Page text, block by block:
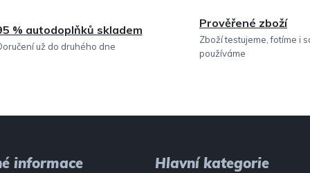
% autodoplňků skladem
už do druhého dne
Prověřené zboží
Zboží testujeme, fotíme i
používáme
informace Hlavní kategorie